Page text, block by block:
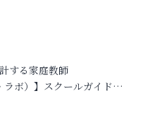
する家庭教師
ボ）】スクールガイド…